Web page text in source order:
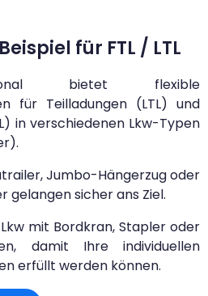
für FTL / LTL
bietet flexible
für Teilladungen (LTL) und
in verschiedenen Lkw-Typen
Jumbo-Hängerzug oder
gelangen sicher ans Ziel.
mit Bordkran, Stapler oder
damit Ihre individuellen
erfüllt werden können.